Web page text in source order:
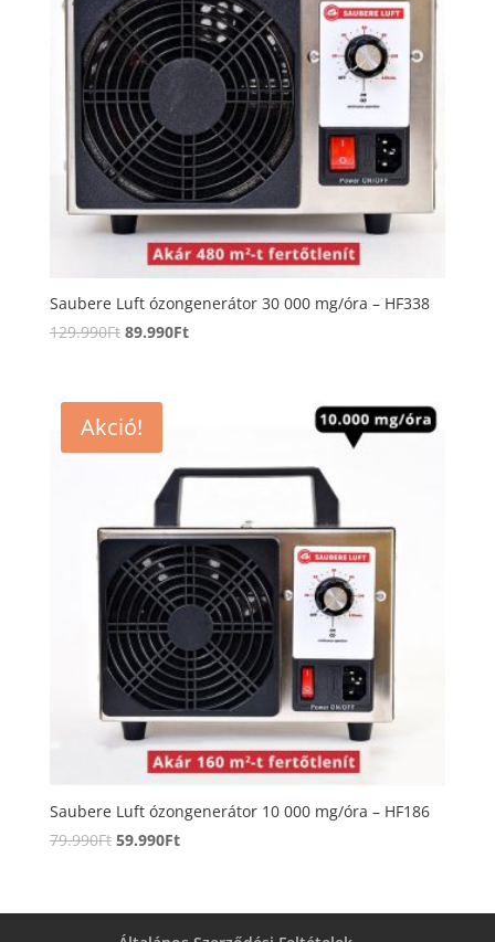
Saubere Luft ózongenerátor 30 000 mg/óra – HF338
129.990Ft Original
129.990Ft.
89.990FtCurrent
Akció!
Saubere Luft ózongenerátor 10 000 mg/óra – HF186
79.990Ft Original
79.990Ft.
59.990FtCurrent
59.990Ft.